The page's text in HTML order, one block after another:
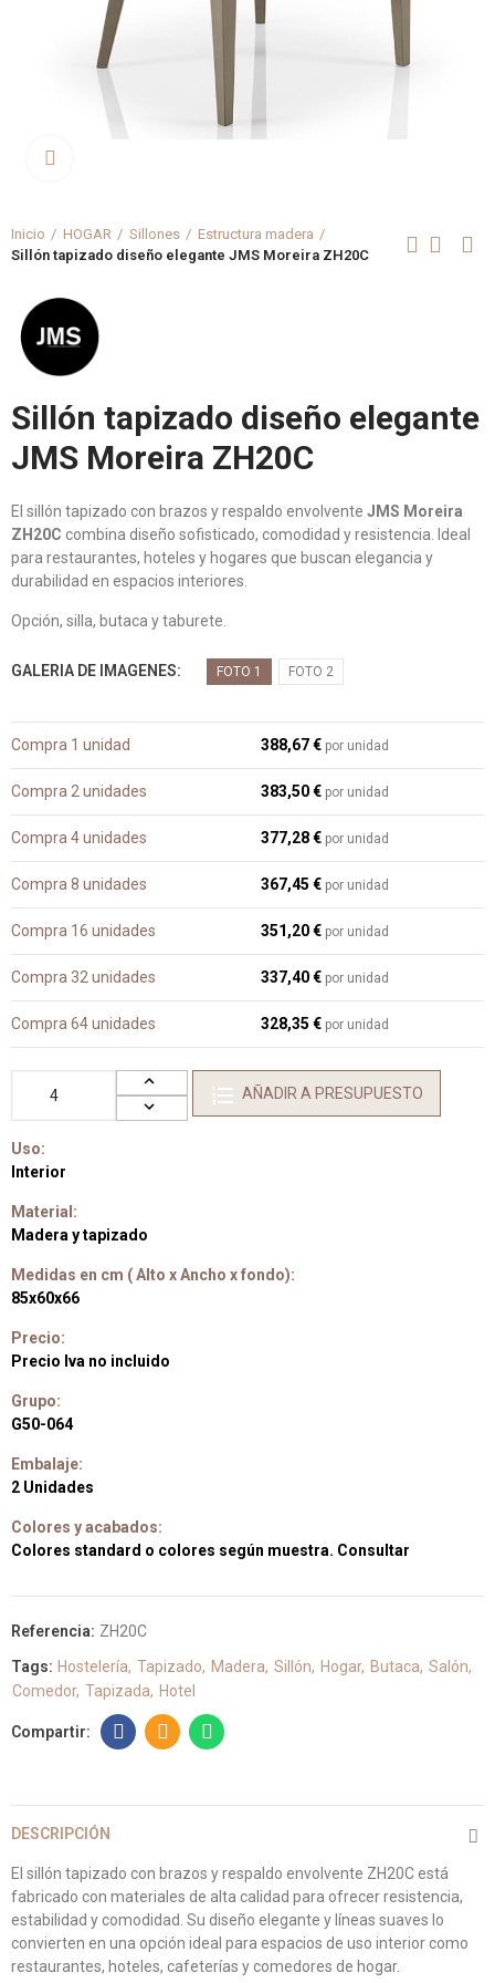
Inicio HOGAR Sillones
Estructura madera
Sillón tapizado diseño elegante JMS Moreira ZH20C
Sillón tapizado diseño elegante
JMS Moreira ZH20C
El sillón tapizado con brazos y respaldo envolvente JMS Moreira
ZH20C combina diseño sofisticado, comodidad y resistencia. Ideal
para restaurantes, hoteles y hogares que buscan elegancia y
durabilidad en espacios interiores.
Opción, silla, butaca y taburete.
GALERIA DE IMAGENES FOTO 1 FOTO 2
Compra 1 unidad 388,67 € por unidad
Compra 2 unidades 383,50 € por unidad
Compra 4 unidades 377,28 € por unidad
Compra 8 unidades 367,45 € por unidad
Compra 16 unidades 351,20 € por unidad
Compra 32 unidades 337,40 € por unidad
Compra 64 unidades 328,35 € por unidad
AÑADIR A PRESUPUESTO
Uso:
Interior
Material:
Madera y tapizado
Medidas en cm ( Alto x Ancho x fondo):
85x60x66
Precio:
Precio Iva no incluido
Grupo:
G50-064
Embalaje:
2 Unidades
Colores y acabados:
Colores standard o colores según muestra. Consultar
Referencia: ZH20C
Tags: Hostelería Tapizado Madera Sillón Hogar Butaca Salón
Comedor Tapizada Hotel
DESCRIPCIÓN
El sillón tapizado con brazos y respaldo envolvente ZH20C está
fabricado con materiales de alta calidad para ofrecer resistencia,
estabilidad y comodidad. Su diseño elegante y líneas suaves lo
convierten en una opción ideal para espacios de uso interior como
restaurantes, hoteles, cafeterías y comedores de hogar.